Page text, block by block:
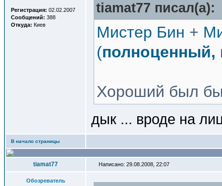
Регистрация: 02.02.2007
Сообщений: 388
Откуда: Киев
tiamat77 писал(a):
Мистер Бин +
(полноценный,
Хороший был
дык ... вроде на
В начало страницы
tiamat77 Написано: 29.08.2008, 22:07
Обозреватель